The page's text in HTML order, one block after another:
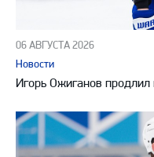
06 АВГУСТА 2026
Новости
Игорь Ожиганов